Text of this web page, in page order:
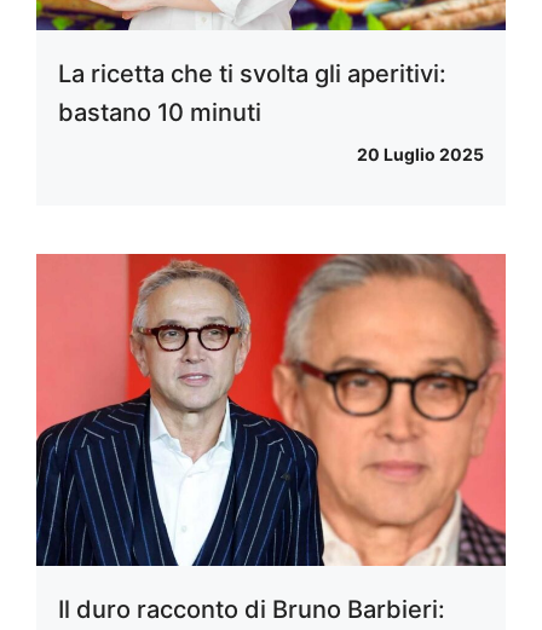
La ricetta che ti svolta gli aperitivi:
bastano 10 minuti
20 Luglio 2025
Il duro racconto di Bruno Barbieri: